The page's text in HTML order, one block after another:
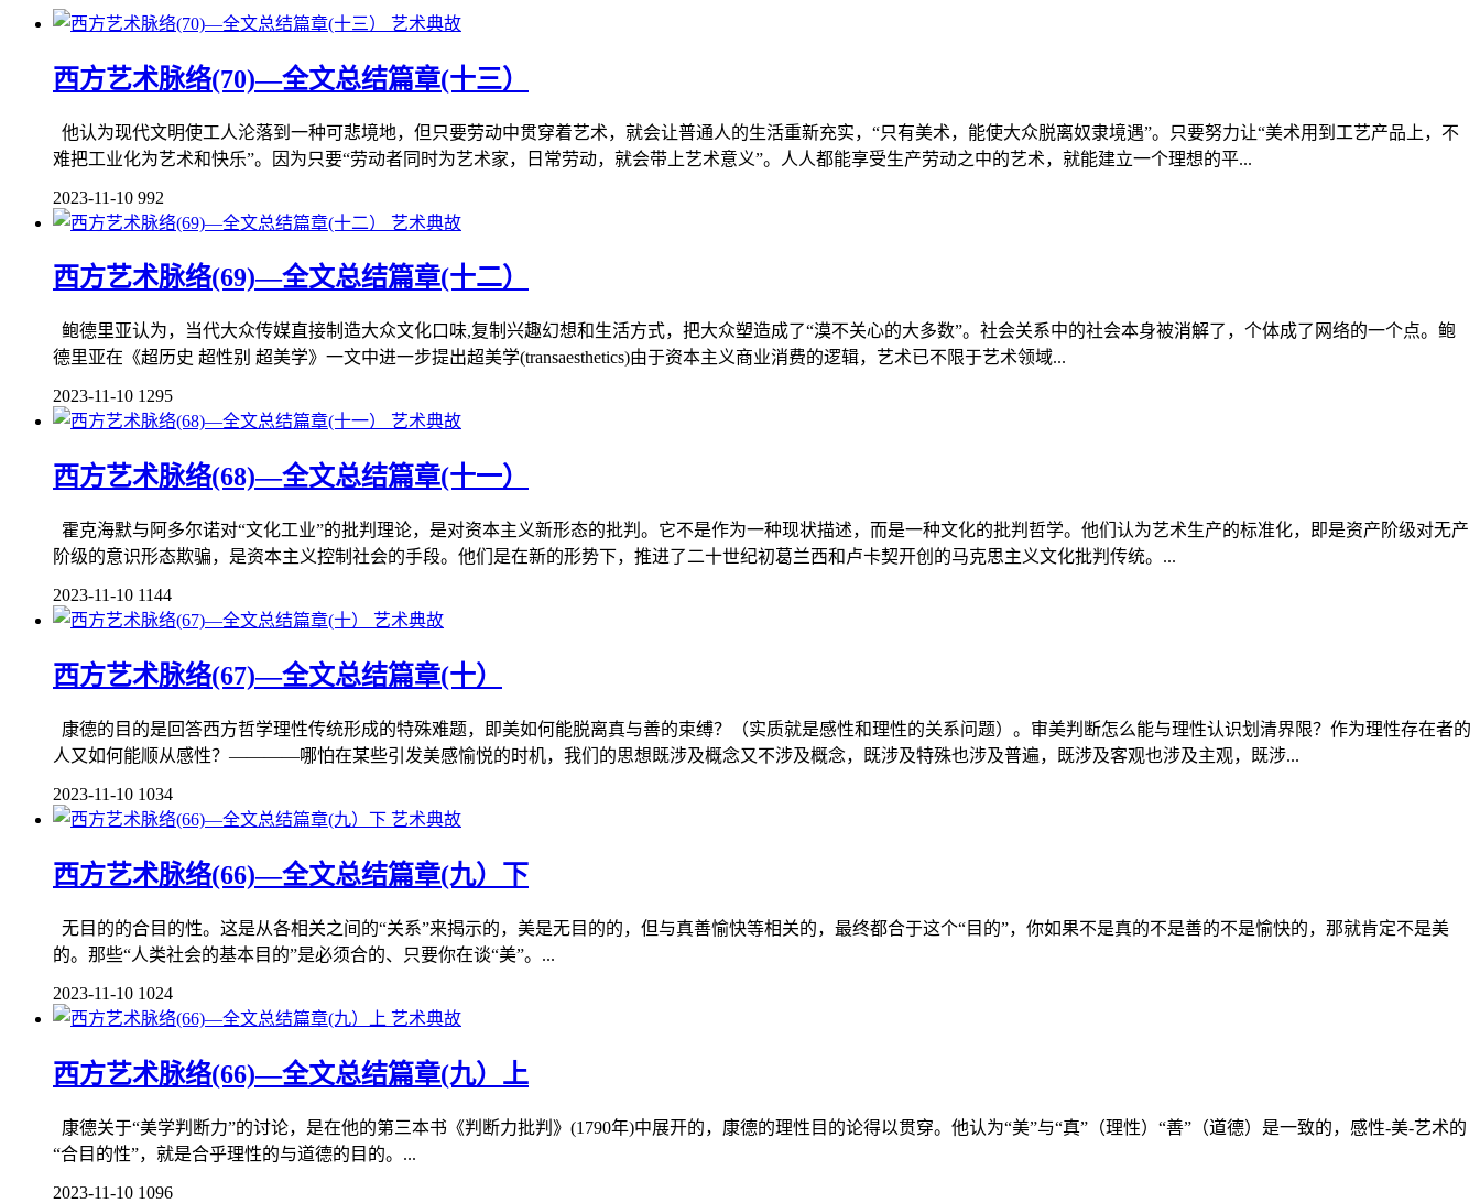
艺术典故
西方艺术脉络(70)—全文总结篇章(十三）
他认为现代文明使工人沦落到一种可悲境地，但只要劳动中贯穿着艺术，就会让普通人的生活重新充实，“只有美术，能使大众脱离奴隶境遇”。只要努力让“美术用到工艺产品上，不
难把工业化为艺术和快乐”。因为只要“劳动者同时为艺术家，日常劳动，就会带上艺术意义”。人人都能享受生产劳动之中的艺术，就能建立一个理想的平...
2023-11-10 992
艺术典故
西方艺术脉络(69)—全文总结篇章(十二）
鲍德里亚认为，当代大众传媒直接制造大众文化口味,复制兴趣幻想和生活方式，把大众塑造成了“漠不关心的大多数”。社会关系中的社会本身被消解了，个体成了网络的一个点。鲍
德里亚在《超历史 超性别 超美学》一文中进一步提出超美学(transaesthetics)由于资本主义商业消费的逻辑，艺术已不限于艺术领域...
2023-11-10 1295
艺术典故
西方艺术脉络(68)—全文总结篇章(十一）
霍克海默与阿多尔诺对“文化工业”的批判理论，是对资本主义新形态的批判。它不是作为一种现状描述，而是一种文化的批判哲学。他们认为艺术生产的标准化，即是资产阶级对无产
阶级的意识形态欺骗，是资本主义控制社会的手段。他们是在新的形势下，推进了二十世纪初葛兰西和卢卡契开创的马克思主义文化批判传统。...
2023-11-10 1144
艺术典故
西方艺术脉络(67)—全文总结篇章(十）
康德的目的是回答西方哲学理性传统形成的特殊难题，即美如何能脱离真与善的束缚？（实质就是感性和理性的关系问题）。审美判断怎么能与理性认识划清界限？作为理性存在者的
人又如何能顺从感性？————哪怕在某些引发美感愉悦的时机，我们的思想既涉及概念又不涉及概念，既涉及特殊也涉及普遍，既涉及客观也涉及主观，既涉...
2023-11-10 1034
艺术典故
西方艺术脉络(66)—全文总结篇章(九）下
无目的的合目的性。这是从各相关之间的“关系”来揭示的，美是无目的的，但与真善愉快等相关的，最终都合于这个“目的”，你如果不是真的不是善的不是愉快的，那就肯定不是美
的。那些“人类社会的基本目的”是必须合的、只要你在谈“美”。...
2023-11-10 1024
艺术典故
西方艺术脉络(66)—全文总结篇章(九）上
康德关于“美学判断力”的讨论，是在他的第三本书《判断力批判》(1790年)中展开的，康德的理性目的论得以贯穿。他认为“美”与“真”（理性）“善”（道德）是一致的，感性-美-艺术的
“合目的性”，就是合乎理性的与道德的目的。...
2023-11-10 1096